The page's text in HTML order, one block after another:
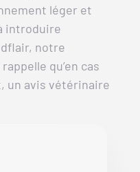
léger et
introduire
notre
qu’en cas
un avis vétérinaire